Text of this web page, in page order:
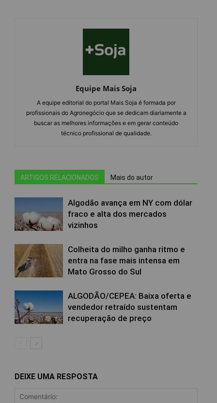
Equipe Mais Soja
A equipe editorial do portal Mais Soja é formada por
profissionais do Agronegócio que se dedicam diariamente a
buscar as melhores informações e em gerar conteúdo
técnico profissional de qualidade.
ARTIGOS RELACIONADOS Mais do autor
Algodão avança em NY com dólar
fraco e alta dos mercados
vizinhos
Colheita do milho ganha ritmo e
entra na fase mais intensa em
Mato Grosso do Sul
ALGODÃO/CEPEA: Baixa oferta e
vendedor retraído sustentam
recuperação de preço
DEIXE UMA RESPOSTA